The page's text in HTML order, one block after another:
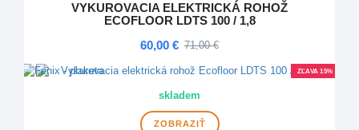
VYKUROVACIA ELEKTRICKÁ ROHOŽ
ECOFLOOR LDTS 100 / 1,8
60,00 € 71,00 €
ZĽAVA 15%
skladem
ZOBRAZIŤ